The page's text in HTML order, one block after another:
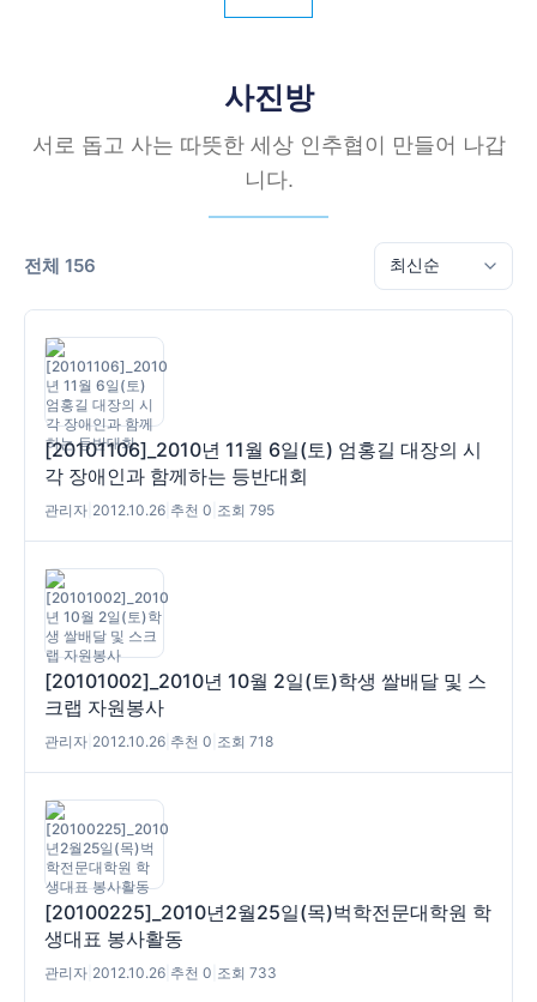
사진방
서로 돕고 사는 따뜻한 세상 인추협이 만들어 나갑
니다.
전체 156
[20101106]_2010년 11월 6일(토) 엄홍길 대장의 시
각 장애인과 함께하는 등반대회
관리자 2012.10.26 추천 0 조회 795
[20101002]_2010년 10월 2일(토)학생 쌀배달 및 스
크랩 자원봉사
관리자 2012.10.26 추천 0 조회 718
[20100225]_2010년2월25일(목)벅학전문대학원 학
생대표 봉사활동
관리자 2012.10.26 추천 0 조회 733